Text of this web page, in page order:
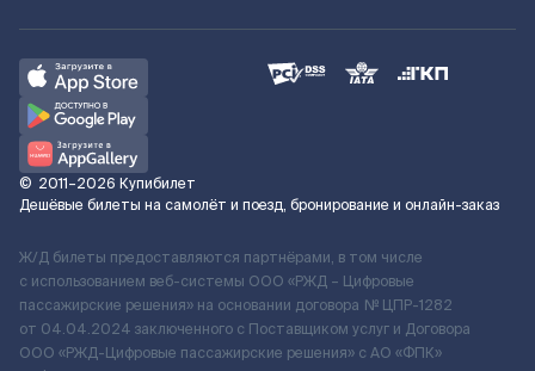
© 2011–2026 Купибилет
Дешёвые билеты на самолёт и поезд, бронирование и онлайн-заказ
Ж/Д билеты предоставляются партнёрами, в том числе
с использованием веб-системы ООО «РЖД – Цифровые
пассажирские решения» на основании договора № ЦПР-1282
от 04.04.2024 заключенного с Поставщиком услуг и Договора
ООО «РЖД-Цифровые пассажирские решения» c АО «ФПК»